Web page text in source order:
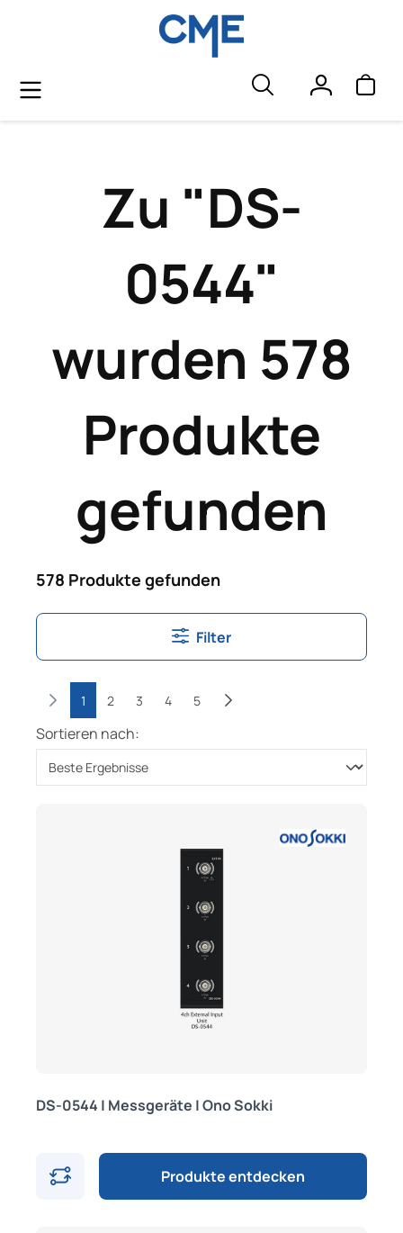
Zu "DS-
0544"
wurden 578
Produkte
gefunden
578 Produkte gefunden
Filter
1 2 3 4 5
Sortieren nach:
DS-0544 | Messgeräte | Ono Sokki
Produkte entdecken